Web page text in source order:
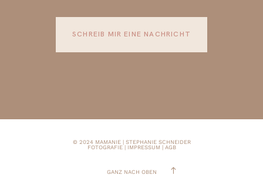
SCHREIB MIR EINE NACHRICHT
© 2024 MAMANIE | STEPHANIE SCHNEIDER
FOTOGRAFIE | IMPRESSUM | AGB
GANZ NACH OBEN